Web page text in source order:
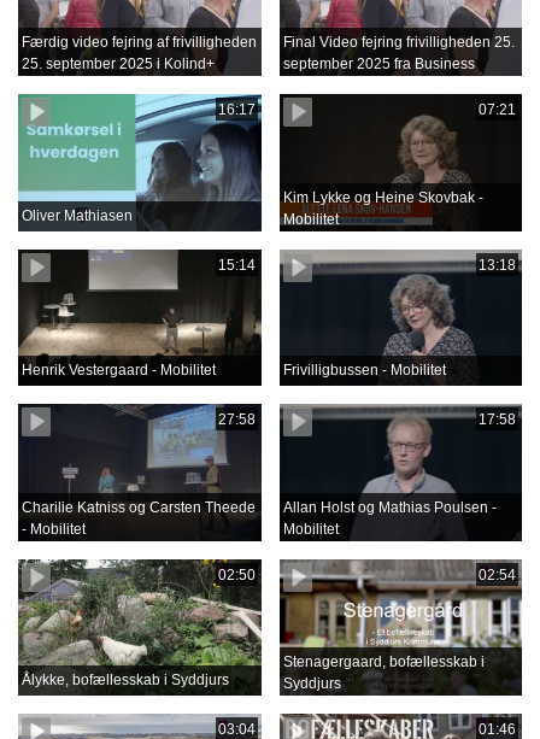
Færdig video fejring af frivilligheden
25. september 2025 i Kolind+
Final Video fejring frivilligheden 25.
september 2025 fra Business
16:17
Oliver Mathiasen
07:21
Kim Lykke og Heine Skovbak -
Mobilitet
15:14
Henrik Vestergaard - Mobilitet
13:18
Frivilligbussen - Mobilitet
27:58
Charilie Katniss og Carsten Theede
- Mobilitet
17:58
Allan Holst og Mathias Poulsen -
Mobilitet
02:50
Ålykke, bofællesskab i Syddjurs
02:54
Stenagergaard, bofællesskab i
Syddjurs
03:04 01:46